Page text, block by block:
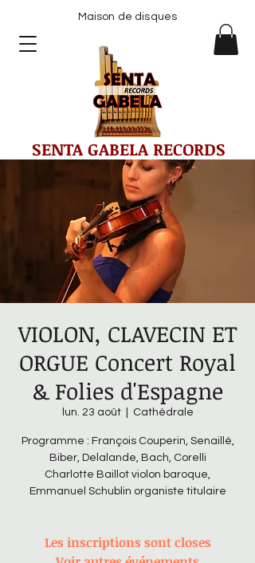
SENTA GABELA RECORDS
Maison de disques
VIOLON, CLAVECIN ET
ORGUE Concert Royal
& Folies d'Espagne
lun. 23 août
  |
Cathédrale
Programme : François Couperin, Senaillé,
Biber, Delalande, Bach, Corelli
Charlotte Baillot violon baroque,
Emmanuel Schublin organiste titulaire
Les inscriptions sont closes